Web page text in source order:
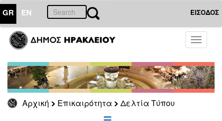
GR EN ΕΙΣΟΔΟΣ
Toggle
Αρχική Επικαιρότητα Δελτία Τύπου
ΕΠΙΚΑΙΡΟΤΗΤΑ
Τύπου
Αρχείο